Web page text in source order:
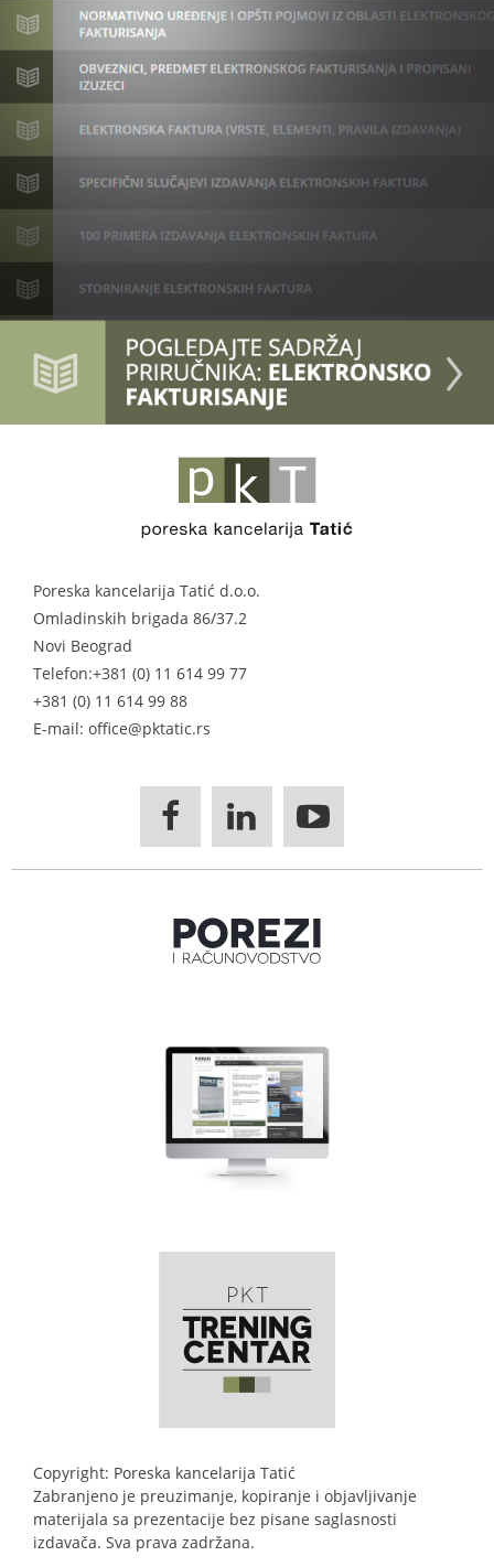
Poreska kancelarija Tatić d.o.o.
Omladinskih brigada 86/37.2
Novi Beograd
Telefon:+381 (0) 11 614 99 77
+381 (0) 11 614 99 88
E-mail: office@pktatic.rs
  
Copyright: Poreska kancelarija Tatić
Zabranjeno je preuzimanje, kopiranje i objavljivanje
materijala sa prezentacije bez pisane saglasnosti
izdavača. Sva prava zadržana.